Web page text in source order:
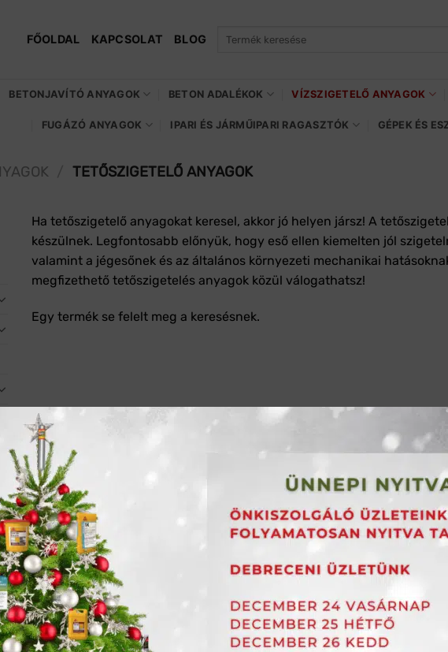
FŐOLDAL KAPCSOLAT BLOG
BETONJAVÍTÓ ANYAGOK BETON ADALÉKOK VÍZSZIGETELŐ ANYAGOK
FUGÁZÓ ANYAGOK IPARI ÉS JÁRMŰIPARI RAGASZTÓK GÉPEK ÉS
TETŐSZIGETELŐ ANYAGOK
Ha tetőszigetelő anyagokat keresel, akkor jó helyen jársz! A
készülnek. Legfontosabb előnyük, hogy eső ellen kiemelten jól
valamint a jégesőnek és az általános környezeti mechanikai
megfizethető tetőszigetelés anyagok közül válogathatsz!
Egy termék se felelt meg a keresésnek.